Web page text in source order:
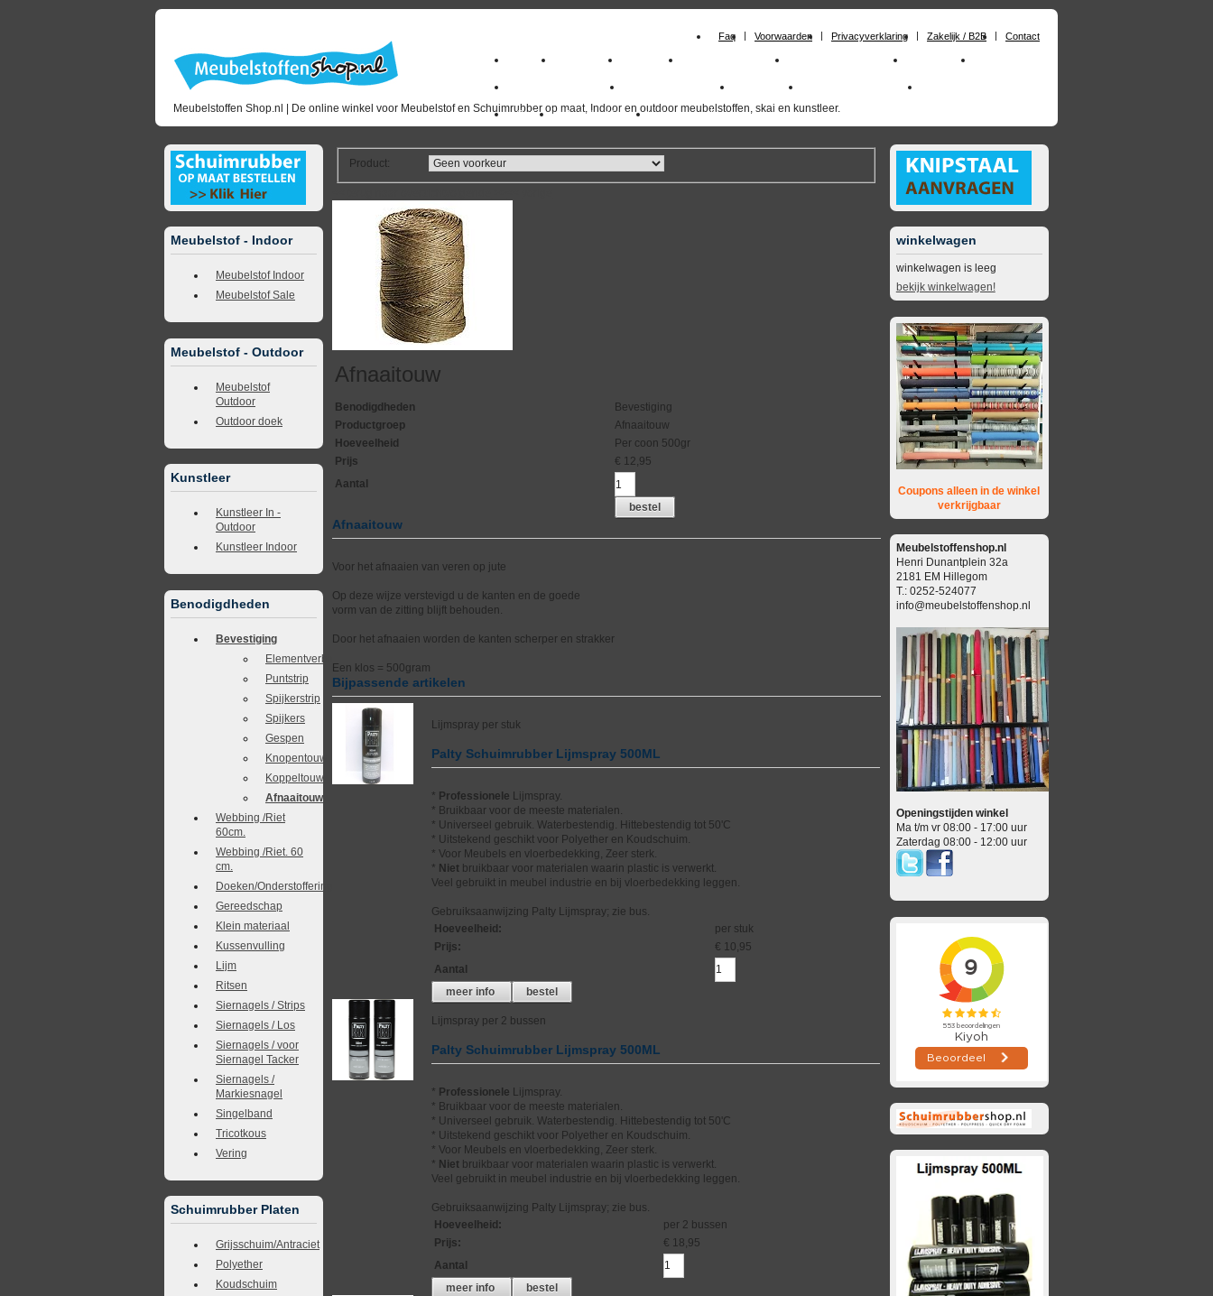
Faq Voorwaarden Privacyverklaring Zakelijk / B2B Contact
Meubelstoffen Shop.nl | De online winkel voor Meubelstof en Schuimrubber op maat, Indoor en outdoor meubelstoffen, skai en kunstleer.
Home Meubelstof Kunstleer Schuimrubberplaten Schuimrubber op maat Materialen
milano_outdoorstoffen skai kunstleer kopen outdoorstof skai_kunstleer outdoor
Outlet Meubelstof indoor duurzaam
Meubelstof - Indoor
Meubelstof Indoor
Meubelstof Sale
Meubelstof - Outdoor
Meubelstof
Outdoor
Outdoor doek
Kunstleer
Kunstleer In -
Outdoor
Kunstleer Indoor
Benodigdheden
Bevestiging
Elementverbinders
Puntstrip
Spijkerstrip
Spijkers
Gespen
Knopentouw
Koppeltouw
Afnaaitouw
Webbing /Riet
60cm.
Webbing /Riet. 60
cm.
Doeken/Onderstoffering
Gereedschap
Klein materiaal
Kussenvulling
Lijm
Ritsen
Siernagels / Strips
Siernagels / Los
Siernagels / voor
Siernagel Tacker
Siernagels /
Markiesnagel
Singelband
Tricotkous
Vering
Schuimrubber Platen
Grijsschuim/Antraciet
Polyether
Koudschuim
Product:
Afnaaitouw
Benodigdheden
Bevestiging
Productgroep
Afnaaitouw
Hoeveelheid
Per coon 500gr
Prijs
€ 12,95
Aantal
bestel
Afnaaitouw
Voor het afnaaien van veren op jute
Op deze wijze verstevigd u de kanten en de goede
vorm van de zitting blijft behouden.
Door het afnaaien worden de kanten scherper en strakker
Een klos = 500gram
Bijpassende artikelen
Lijmspray per stuk
Palty Schuimrubber Lijmspray 500ML
* Professionele Lijmspray.
* Bruikbaar voor de meeste materialen.
* Universeel gebruik. Waterbestendig. Hittebestendig tot 50'C
* Uitstekend geschikt voor Polyether en Koudschuim.
* Voor Meubels en vloerbedekking, Zeer sterk.
* Niet bruikbaar voor materialen waarin plastic is verwerkt.
Veel gebruikt in meubel industrie en bij vloerbedekking leggen.
Gebruiksaanwijzing Palty Lijmspray; zie bus.
Hoeveelheid :
per stuk
Prijs:
€ 10,95
Aantal
meer info
bestel
Lijmspray per 2 bussen
Palty Schuimrubber Lijmspray 500ML
* Professionele Lijmspray.
* Bruikbaar voor de meeste materialen.
* Universeel gebruik. Waterbestendig. Hittebestendig tot 50'C
* Uitstekend geschikt voor Polyether en Koudschuim.
* Voor Meubels en vloerbedekking, Zeer sterk.
* Niet bruikbaar voor materialen waarin plastic is verwerkt.
Veel gebruikt in meubel industrie en bij vloerbedekking leggen.
Gebruiksaanwijzing Palty Lijmspray; zie bus.
Hoeveelheid :
per 2 bussen
Prijs:
€ 18,95
Aantal
meer info
bestel
winkelwagen
winkelwagen is leeg
bekijk winkelwagen!
Coupons alleen in de winkel
verkrijgbaar
Meubelstoffenshop.nl
Henri Dunantplein 32a
2181 EM Hillegom
T.: 0252-524077
info@meubelstoffenshop.nl
Openingstijden winkel
Ma t/m vr 08:00 - 17:00 uur
Zaterdag 08:00 - 12:00 uur